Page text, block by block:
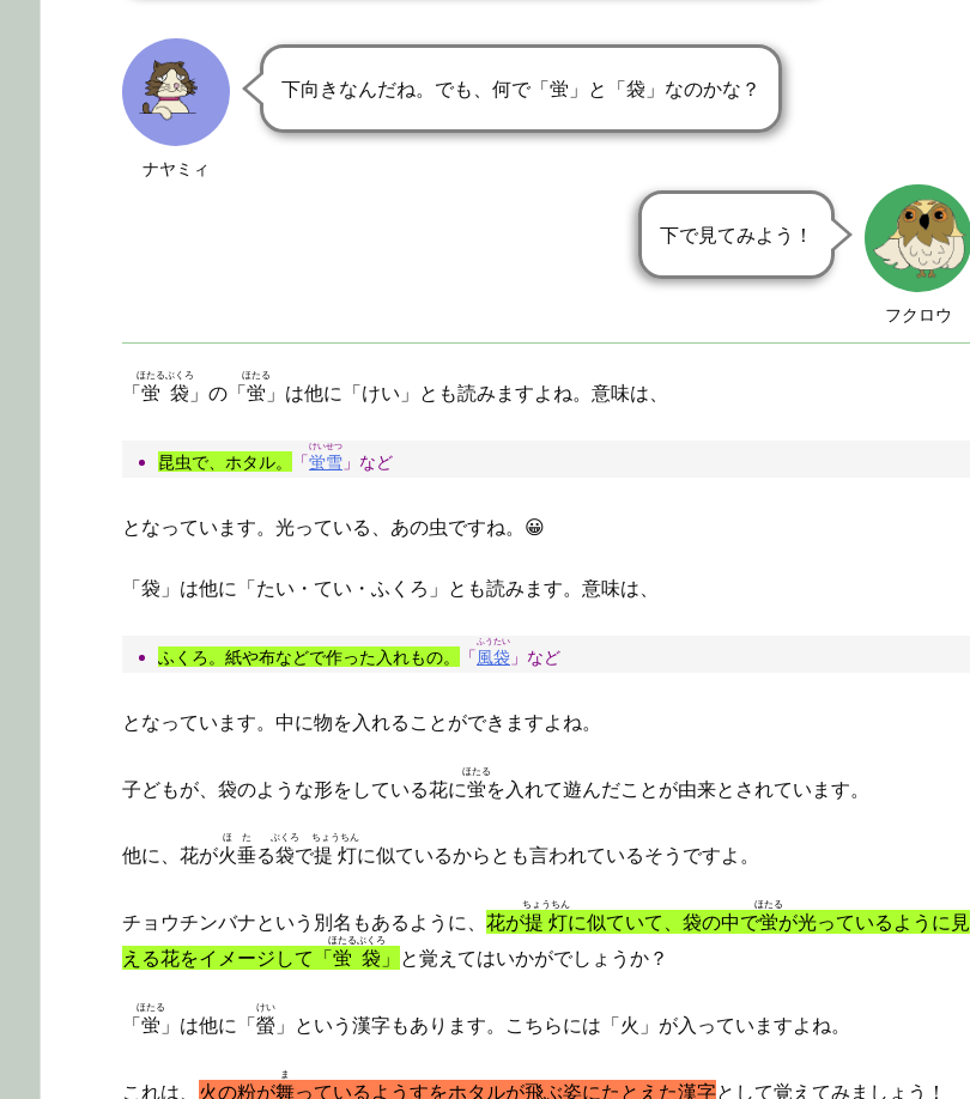
ナヤミィ
下向きなんだね。でも、何で「蛍」と「袋」なのかな？
フクロウ
下で見てみよう！
「蛍袋
ほたるぶくろ
」の「蛍
ほたる
」は他に「けい」とも読みますよね。意味は、
昆虫で、ホタル。 「蛍雪
けいせつ
」など
となっています。光っている、あの虫ですね。😀
「袋」は他に「たい・てい・ふくろ」とも読みます。意味は、
ふくろ。紙や布などで作った入れもの。 「風袋
ふうたい
」など
となっています。中に物を入れることができますよね。
子どもが、袋のような形をしている花に蛍
ほたる
を入れて遊んだことが由来とされています。
他に、花が火垂
ほた
る袋
ぶくろ
で提灯
ちょうちん
に似ているからとも言われているそうですよ。
チョウチンバナという別名もあるように、 花が提灯
ちょうちん
に似ていて、袋の中で蛍
ほたる
が光っているように見
える花をイメージして「蛍袋
ほたるぶくろ
」 と覚えてはいかがでしょうか？
「蛍
ほたる
」は他に「螢
けい
」という漢字もあります。こちらには「火」が入っていますよね。
これは、 火の粉が舞
ま
っているようすをホタルが飛ぶ姿にたとえた漢字として覚えてみましょう！